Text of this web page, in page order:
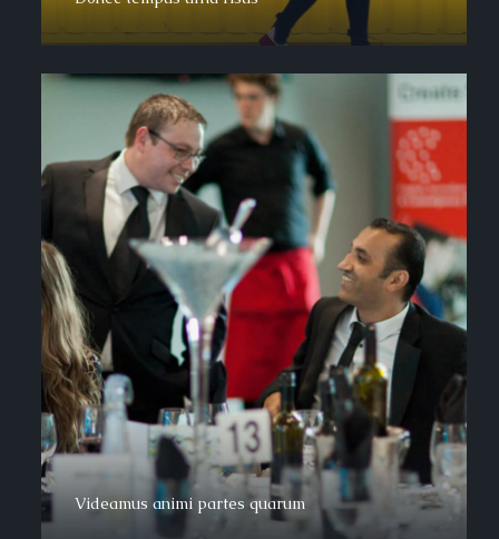
Videamus animi partes quarum